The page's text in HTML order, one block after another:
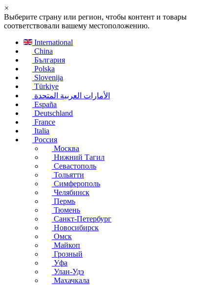
×
Выберите страну или регион, чтобы контент и товары
соответствовали вашему местоположению.
International
China
България
Polska
Slovenija
Türkiye
الأمارات العربية المتحدة
España
Deutschland
France
Italia
Россия
Москва
Нижний Тагил
Севастополь
Тольятти
Симферополь
Челябинск
Пермь
Тюмень
Санкт-Петербург
Новосибирск
Омск
Майкоп
Грозный
Уфа
Улан-Удэ
Махачкала